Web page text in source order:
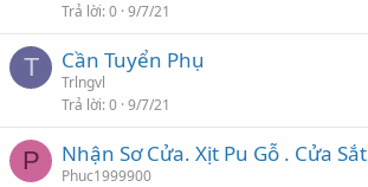
Trả lời 0 9/7/21
T Cần Tuyển Phụ
Trlngvl
Trả lời 0 9/7/21
P Nhận Sơ Cửa. Xịt Pu Gỗ . Cửa Sắt
Phuc1999900